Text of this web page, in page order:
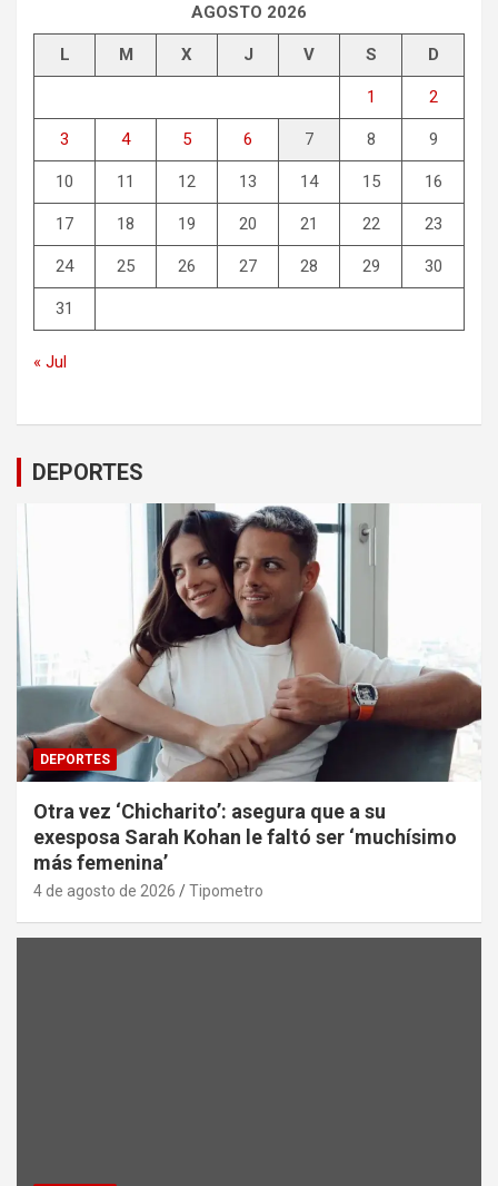
AGOSTO 2026
L M X J V S D
1 2
3 4 5 6 7 8 9
10 11 12 13 14 15 16
17 18 19 20 21 22 23
24 25 26 27 28 29 30
31
« Jul
DEPORTES
DEPORTES
Otra vez ‘Chicharito’: asegura que a su
exesposa Sarah Kohan le faltó ser ‘muchísimo
más femenina’
4 de agosto de 2026 Tipometro